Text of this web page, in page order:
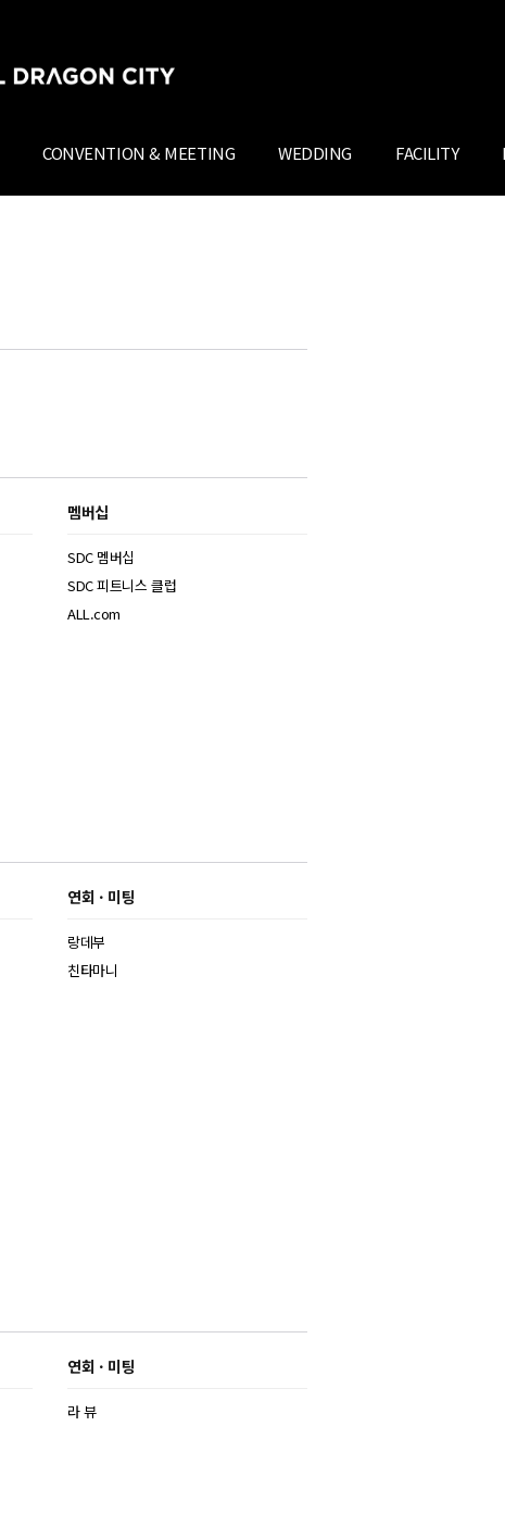
CONVENTION & MEETING WEDDING FACILITY
멤버십
SDC 멤버십
SDC 피트니스 클럽
ALL.com
연회 · 미팅
랑데부
친타마니
연회 · 미팅
라 뷰